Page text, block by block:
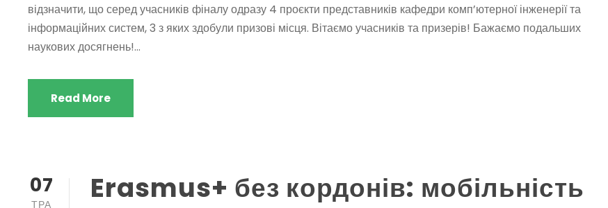
відзначити, що серед учасників фіналу одразу 4 проєкти представників кафедри комп’ютерної інженерії та
інформаційних систем, 3 з яких здобули призові місця. Вітаємо учасників та призерів! Бажаємо подальших
наукових досягнень!...
Read More
07
ТРА
Erasmus+ без кордонів: мобільність